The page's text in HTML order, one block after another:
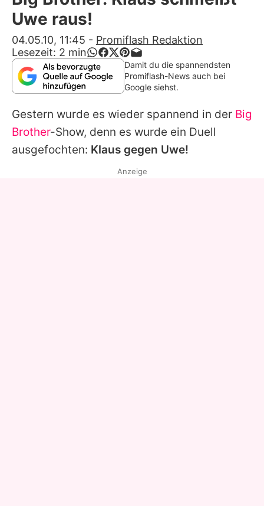
Alle Themen auf Promiflash
App runterladen
Team
Redaktionelle Richtlinien
Impressum
Datenschutzerklärung
Uwe raus!
04.05.10, 11:45 - Promiflash Redaktion
Lesezeit: 2 min
Damit du die spannendsten
Promiflash-News auch bei
Google siehst.
Gestern wurde es wieder spannend in der Big
Brother-Show, denn es wurde ein Duell
ausgefochten: Klaus gegen Uwe!
Anzeige